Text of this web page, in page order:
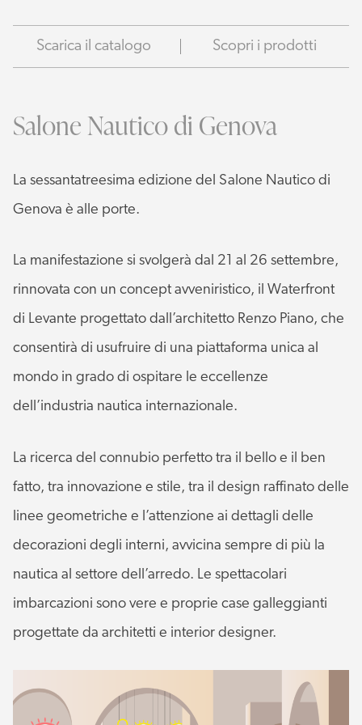
Scarica il catalogo Scopri i prodotti
Salone Nautico di Genova
La sessantatreesima edizione del Salone Nautico di
Genova è alle porte.
La manifestazione si svolgerà dal 21 al 26 settembre,
rinnovata con un concept avveniristico, il Waterfront
di Levante progettato dall’architetto Renzo Piano, che
consentirà di usufruire di una piattaforma unica al
mondo in grado di ospitare le eccellenze
dell’industria nautica internazionale.
La ricerca del connubio perfetto tra il bello e il ben
fatto, tra innovazione e stile, tra il design raffinato delle
linee geometriche e l’attenzione ai dettagli delle
decorazioni degli interni, avvicina sempre di più la
nautica al settore dell’arredo. Le spettacolari
imbarcazioni sono vere e proprie case galleggianti
progettate da architetti e interior designer.